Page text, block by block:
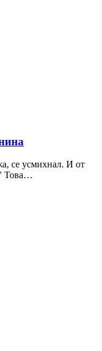
се усмихнал. И от
Това…